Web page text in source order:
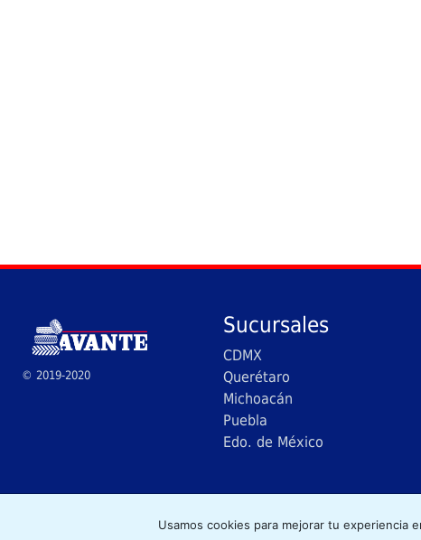
© 2019-2020
Sucursales
CDMX
Querétaro
Michoacán
Puebla
Edo. de México
Usamos cookies para mejorar tu experiencia